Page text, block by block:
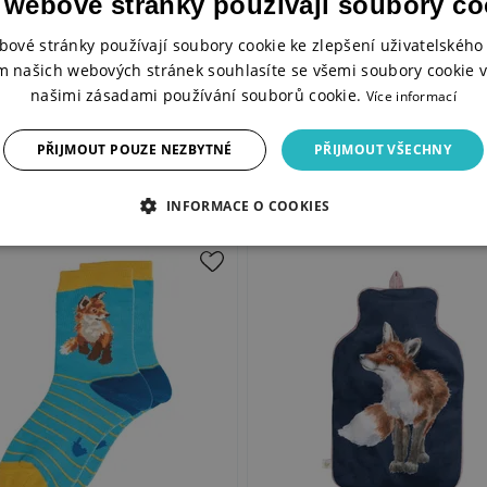
ve Velké Británii.
stránky používají soubory cookie ke zlepšení
našich webových stránek souhlasíte se všemi soubory cookie
našimi zásadami používání souborů cookie. Více informací
PŘIJMOUT VŠECHNY
PŘIJMOUT POUZE NEZBYTNÉ
INFORMACE O COOKIES